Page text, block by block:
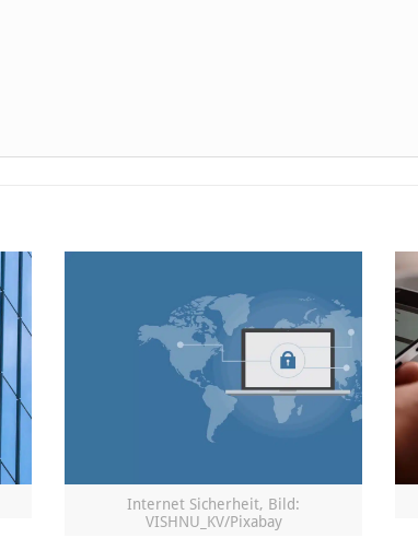
Internet Sicherheit, Bild:
VISHNU_KV/Pixabay